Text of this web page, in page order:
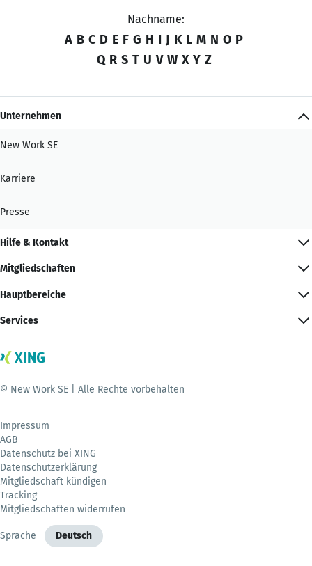
Nachname:
A B C D E F G H I J K L M N O P
Q R S T U V W X Y Z
Unternehmen
New Work SE
Karriere
Presse
Hilfe & Kontakt
Mitgliedschaften
Hauptbereiche
Services
© New Work SE | Alle Rechte vorbehalten
Impressum
AGB
Datenschutz bei XING
Datenschutzerklärung
Mitgliedschaft kündigen
Tracking
Mitgliedschaften widerrufen
Sprache Deutsch